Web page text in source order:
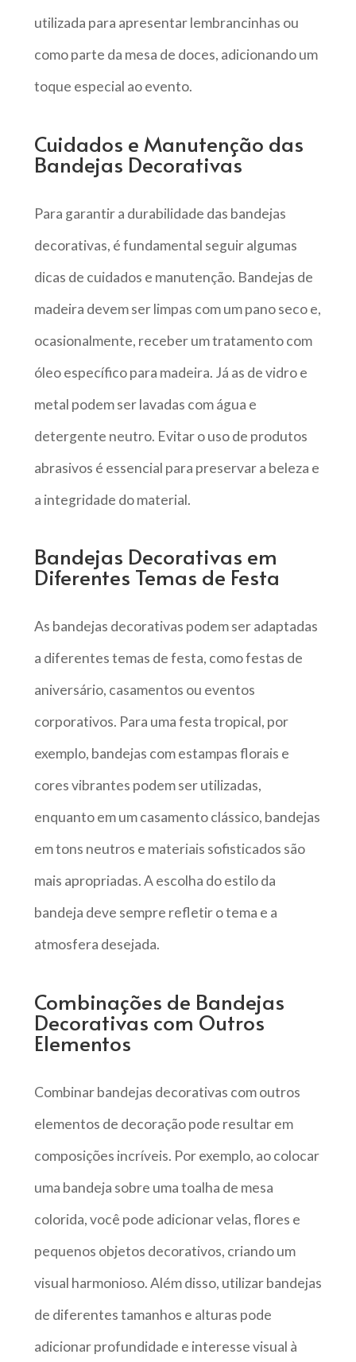
utilizada para apresentar lembrancinhas ou
como parte da mesa de doces, adicionando um
toque especial ao evento.
Cuidados e Manutenção das
Bandejas Decorativas
Para garantir a durabilidade das bandejas
decorativas, é fundamental seguir algumas
dicas de cuidados e manutenção. Bandejas de
madeira devem ser limpas com um pano seco e,
ocasionalmente, receber um tratamento com
óleo específico para madeira. Já as de vidro e
metal podem ser lavadas com água e
detergente neutro. Evitar o uso de produtos
abrasivos é essencial para preservar a beleza e
a integridade do material.
Bandejas Decorativas em
Diferentes Temas de Festa
As bandejas decorativas podem ser adaptadas
a diferentes temas de festa, como festas de
aniversário, casamentos ou eventos
corporativos. Para uma festa tropical, por
exemplo, bandejas com estampas florais e
cores vibrantes podem ser utilizadas,
enquanto em um casamento clássico, bandejas
em tons neutros e materiais sofisticados são
mais apropriadas. A escolha do estilo da
bandeja deve sempre refletir o tema e a
atmosfera desejada.
Combinações de Bandejas
Decorativas com Outros
Elementos
Combinar bandejas decorativas com outros
elementos de decoração pode resultar em
composições incríveis. Por exemplo, ao colocar
uma bandeja sobre uma toalha de mesa
colorida, você pode adicionar velas, flores e
pequenos objetos decorativos, criando um
visual harmonioso. Além disso, utilizar bandejas
de diferentes tamanhos e alturas pode
adicionar profundidade e interesse visual à